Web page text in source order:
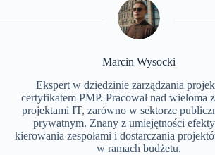
Marcin Wysocki
Ekspert w dziedzinie zarządzania
certyfikatem PMP. Pracował nad wieloma
projektami IT, zarówno w sektorze
prywatnym. Znany z umiejętności
kierowania zespołami i dostarczania
w ramach budżetu.